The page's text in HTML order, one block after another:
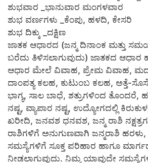
ಶುಭವಾರ _ಭಾನುವಾರ ಮಂಗಳವಾರ
ಶುಭ ವರ್ಣಗಳು _ಕೆಂಪು, ಹಳದಿ, ಕೇಸರಿ
ಶುಭ ದಿಕ್ಕು _ದಕ್ಷಿಣ
ಜಾತಕ ಆಧಾರದ (ಜನ್ಮ ದಿನಾಂಕ ಮತ್ತು
ಬರೆದು ತಿಳಿಸಲಾಗುವುದು) ಜಾತಕದ ಆಧಾರ
ಆಧಾರ ಮೇಲೆ ವಿವಾಹ, ಪ್ರೇಮ ವಿವಾಹ,
ದಾಂಪತ್ಯ ಕಲಹ, ಕುಟುಂಬ ಕಲಹ, ಅತ್ತೆ-
ಭಾಗ್ಯ, ಸಾಲ ಬಾಧೆ, ಶತ್ರುಗಳಿಂದ ತೊಂದರೆ,
ನಷ್ಟ, ವ್ಯಾಪಾರ ನಷ್ಟ, ಉದ್ಯೋಗದಲ್ಲಿ
ಖರೀದಿ, ಜನವಶ ಧನವಶ, ಜನ್ಮ ರಾಶಿ
ರಾಶಿಗಳಿಗೆ ಅನುಗುಣವಾಗಿ ಜನ್ಮರಾಶಿ ಹರಳು,
ಸಮಸ್ಯೆಗಳಿಗೆ ಸೂಕ್ತ ಪರಿಹಾರ ಹಾಗೂ
ನೀಡಲಾಗುವುದು. ನಿಮ್ಮ ಯಾವುದೇ